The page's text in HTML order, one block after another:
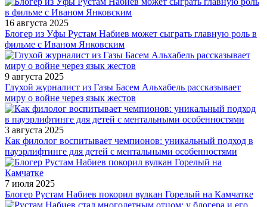
16 августа 2025
Блогер из Уфы Рустам Набиев может сыграть главную роль в
фильме с Иваном Янковским
9 августа 2025
Глухой журналист из Газы Басем Альхабель рассказывает
миру о войне через язык жестов
3 августа 2025
Как филолог воспитывает чемпионов: уникальный подход в
пауэрлифтинге для детей с ментальными особенностями
7 июля 2025
Блогер Рустам Набиев покорил вулкан Горелый на Камчатке